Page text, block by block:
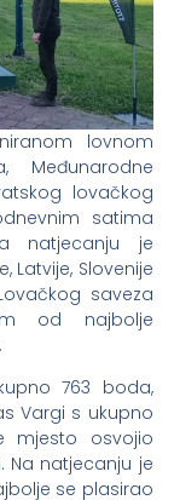
lovnom
Međunarodne
lovačkog
satima
natjecanju je
Latvije, Slovenije
saveza
od najbolje
763 boda,
Vargi s ukupno
mjesto osvojio
Na natjecanju je
se plasirao